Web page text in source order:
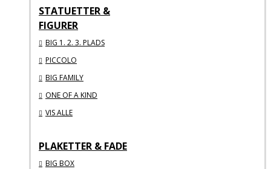
STATUETTER &
FIGURER
BIG 1. 2. 3. PLADS
PICCOLO
BIG FAMILY
ONE OF A KIND
VIS ALLE
PLAKETTER & FADE
BIG BOX